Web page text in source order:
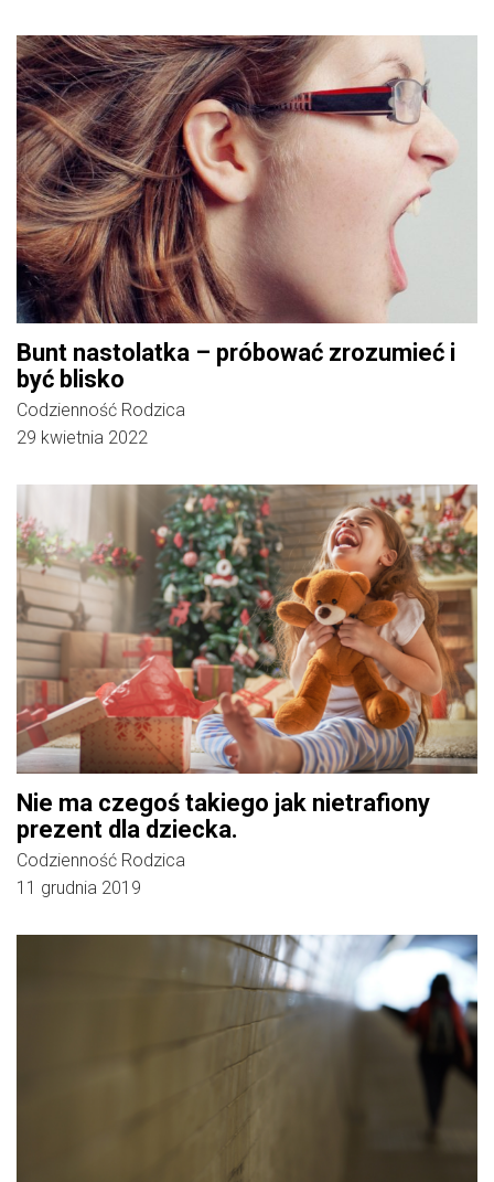
Bunt nastolatka – próbować zrozumieć i
być blisko
Codzienność Rodzica
29 kwietnia 2022
Nie ma czegoś takiego jak nietrafiony
prezent dla dziecka.
Codzienność Rodzica
11 grudnia 2019